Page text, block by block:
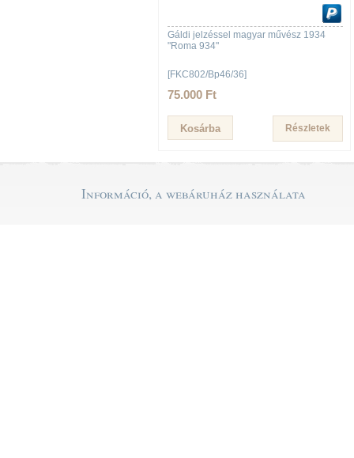
Gáldi jelzéssel magyar művész 1934
"Roma 934"
[FKC802/Bp46/36]
75.000 Ft
Részletek
Információ, a webáruház használata